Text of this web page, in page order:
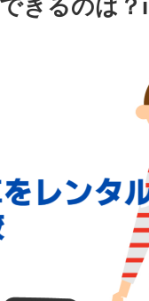
きるのは